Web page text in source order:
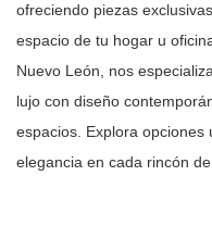
ofreciendo piezas
espacio de tu hogar u
Nuevo León, nos
lujo con diseño
espacios. Explora opciones
elegancia en cada rincón